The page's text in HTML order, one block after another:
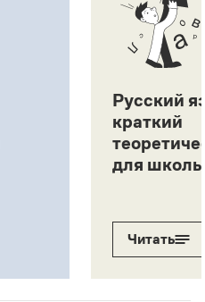
Русский
краткий
для
Читать